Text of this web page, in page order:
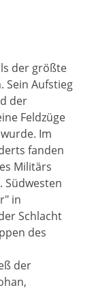
der größte
Sein Aufstieg
der
Feldzüge
Im
fanden
Militärs
Südwesten
in
Schlacht
des
der